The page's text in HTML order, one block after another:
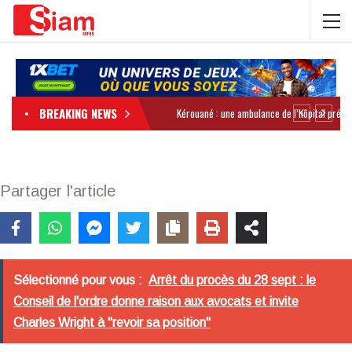
BREAKING NEWS
Partager l'article
Sélectionné pour vous : Arrêt du procès du 28 sept : le
Conseil de l'ordre donne raison aux avocats et invite
Charles Wright à "revoir sa position"